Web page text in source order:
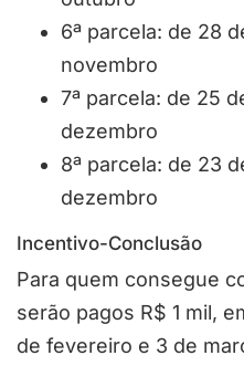
6ª parcela: de 28
novembro
7ª parcela: de 25
dezembro
8ª parcela: de 23
dezembro
Incentivo-Conclusão
Para quem consegue
serão pagos R$ 1 mil,
de fevereiro e 3 de